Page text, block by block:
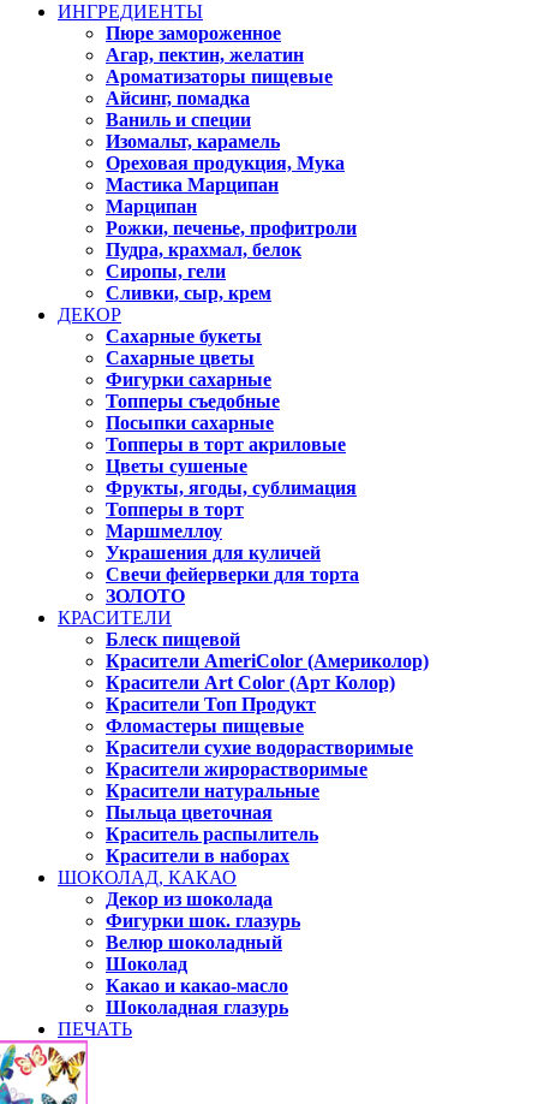
ИНГРЕДИЕНТЫ
Пюре замороженное
Агар, пектин, желатин
Ароматизаторы пищевые
Айсинг, помадка
Ваниль и специи
Изомальт, карамель
Ореховая продукция, Мука
Мастика Марципан
Марципан
Рожки, печенье, профитроли
Пудра, крахмал, белок
Сиропы, гели
Сливки, сыр, крем
ДЕКОР
Сахарные букеты
Сахарные цветы
Фигурки сахарные
Топперы съедобные
Посыпки сахарные
Топперы в торт акриловые
Цветы сушеные
Фрукты, ягоды, сублимация
Топперы в торт
Маршмеллоу
Украшения для куличей
Свечи фейерверки для торта
ЗОЛОТО
КРАСИТЕЛИ
Блеск пищевой
Красители AmeriColor (Америколор)
Красители Art Color (Арт Колор)
Красители Топ Продукт
Фломастеры пищевые
Красители сухие водорастворимые
Красители жирорастворимые
Красители натуральные
Пыльца цветочная
Краситель распылитель
Красители в наборах
ШОКОЛАД, КАКАО
Декор из шоколада
Фигурки шок. глазурь
Велюр шоколадный
Шоколад
Какао и какао-масло
Шоколадная глазурь
ПЕЧАТЬ